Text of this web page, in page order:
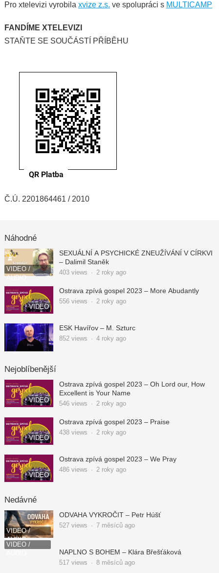
Pro xtelevizi vyrobila xvize z.s. ve spolupráci s MULTICAMP
FANDÍME XTELEVIZI
STAŇTE SE SOUČÁSTÍ PŘÍBĚHU
Č.Ú. 2201864461 / 2010
Náhodné
VIDEO /
AUDIO
SEXUÁLNÍ A PSYCHICKÉ ZNEUŽÍVÁNÍ V CÍRKVI
– Dalimil Staněk
403views · 2 roky ago
VIDEO
Ostrava zpívá gospel 2023 – More Abudantly
556views · 2 roky ago
ESK Havířov – M. Szturc
852views · 4 roky ago
Nejoblíbenější
VIDEO
Ostrava zpívá gospel 2023 – Oh Lord our, How
Excellent is Your Name
546views · 2 roky ago
VIDEO
Ostrava zpívá gospel 2023 – Praise
438views · 2 roky ago
VIDEO
Ostrava zpívá gospel 2023 – We Pray
486views · 2 roky ago
Nedávné
VIDEO /
AUDIO
ODVAHA VYKROČIT – Petr Húšť
527views · 7 měsíců ago
VIDEO /
NAPLNO S BOHEM – Klára Břešťáková
517views · 8 měsíců ago